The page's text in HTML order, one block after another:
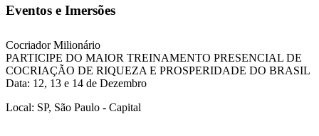
Eventos e Imersões
Cocriador Milionário
PARTICIPE DO MAIOR TREINAMENTO PRESENCIAL DE
COCRIAÇÃO DE RIQUEZA E PROSPERIDADE DO BRASIL
Data: 12, 13 e 14 de Dezembro
Local: SP, São Paulo - Capital